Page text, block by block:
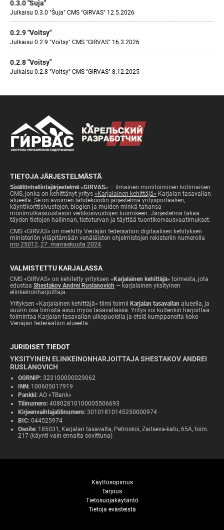
0.3.0 "Šuja"
Julkaisu 0.3.0 "Šuja" CMS "GIRVAS" 12.5.2026
0.2.9 "Voitsy"
Julkaisu 0.2.9 "Voitsy" CMS "GIRVAS" 16.3.2026
0.2.8 "Voitsy"
Julkaisu 0.2.8 "Voitsy" CMS "GIRVAS" 8.12.2025
TIETOJA JÄRJESTELMÄSTÄ
Sisällönhallintajärjestelmä «GIRVAS» — ilmainen monitoiminen kotimainen
CMS, jonka on kehittänyt yritys «Karjalainen kehittäjä» Karjalan tasavallan
alueella. Se on avoimen lähdekoodin järjestelmä yritysportaalien,
käyntikorttisivustojen, blogien ja muiden minkä tahansa
monimutkaisuustason verkkosivustojen luomiseen. Järjestelmä takaa
täyden tietojen hallinnan, tietoturvan ja täyttää tuontikorvausvaatimukset.
CMS «GIRVAS» on merkitty Venäjän federaation digitaalisen kehityksen
ministeriön ylläpitämään venäläisten ohjelmistojen rekisteriin numerolla
nro 25012, 27. marraskuuta 2024.
VALMISTETTU KARJALASSA
CMS «GIRVAS» on kehitetty yrityksen «Karjalainen kehittäjä» toimesta, jota
edustaa Shestakov Andrei Ruslanovich — karjalainen yksityinen
elinkeinonharjoittaja.
Yrityksen «Karjalainen kehittäjä» tiimi toimii Karjalan tasavallan alueella, ja
suurin osa tiimistä asuu myös tasavallassa. Yritys voi kuitenkin harjoittaa
toimintaa Karjalan tasavallan ulkopuolella ja etsiä kumppaneita koko
Venäjän federaation alueelta.
JURIDISET TIEDOT
YKSITYINEN ELINKEINONHARJOITTAJA SHESTAKOV ANDREI
RUSLANOVICH
OGRNIP: 323100000029062
INN: 100605017919
Pankki: AO «TBank»
Tilinumero: 40802810100005506693
Kirjeenvaihtajatilinumero: 30101810145250000974
BIC: 044525974
Osoite: 185031, Karjalan tasavalta, Petroskoi, Zaitseva-katu, 65A, toim.
217 (käynti vain ennalta sovittuna)
Käyttösopimus
Tarjous
Tietosuojakäytäntö
Tietoja evästeistä